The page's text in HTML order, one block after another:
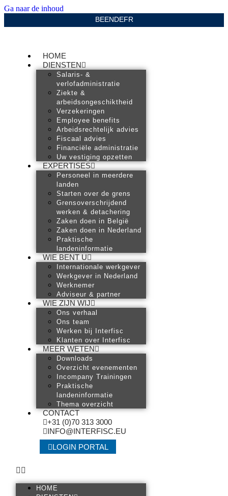
Ga naar de inhoud
BEENDEFR
HOME
DIENSTEN
Salaris- &
verlofadministratie
Ziekte &
arbeidsongeschiktheid
Verzekeringen
Employee benefits
Arbeidsrechtelijk advies
Fiscaal advies
Financiële administratie
Uw vestiging opzetten
EXPERTISES
Personeel in meerdere
landen
Starten over de grens
Grensoverschrijdend
werken & detachering
Zaken doen in België
Zaken doen in Nederland
Praktische
landeninformatie
WIE BENT U
Internationale werkgever
Werkgever in Nederland
Werknemer
Adviseur & partner
WIE ZIJN WIJ
Ons verhaal
Ons team
Werken bij Interfisc
Klanten over Interfisc
MEER WETEN
Downloads
Overzicht evenementen
Incompany Trainingen
Praktische
landeninformatie
Thema overzicht
CONTACT
+31 (0)70 313 3000
INFO@INTERFISC.EU
LOGIN PORTAL
HOME